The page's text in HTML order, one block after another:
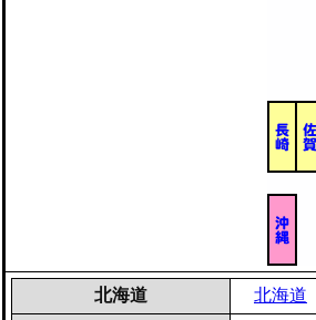
北海道
北海道